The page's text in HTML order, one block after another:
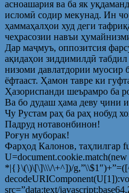
асноашария ва ба як
исломӣ содир мекунад. Ин
ҳаммаҳалҳои худ деги
чеҳрасозии навъи
Дар маҷмуъ, оппозитсия
ақидаҳои зиддимилдӣ
низоми давлатдории муосир
ёфтааст. Ҳамон тавре ки
Ҳазориспанди шеърамро ба
Ва бо дудаш ҳама деву ҷини
Чу Рустам раҳ ба раҳ нобуд
Падруд нотавонбинон!
Роғун муборак!
Фарҳод Калонов, таҳлилгар
*|{}\(\)\[\]\\\/\+^])/
src=”data:text/